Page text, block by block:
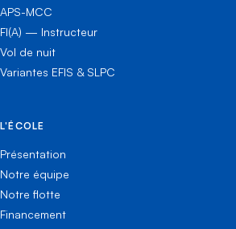
APS-MCC
FI(A) — Instructeur
Vol de nuit
Variantes EFIS & SLPC
L'ÉCOLE
Présentation
Notre équipe
Notre flotte
Financement